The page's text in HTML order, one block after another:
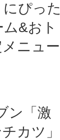
ぴった
&おト
ニュー
ン「激
カツ」